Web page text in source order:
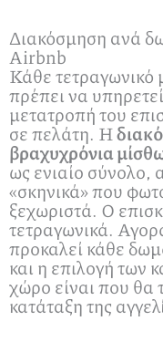
Διακόσμηση ανά
Airbnb
Κάθε τετραγωνικό
πρέπει να
μετατροπή του
σε πελάτη. Η
βραχυχρόνια
ως ενιαίο σύνολο,
«σκηνικά» που
ξεχωριστά. Ο
τετραγωνικά.
προκαλεί κάθε
και η επιλογή των
χώρο είναι που θα
κατάταξη της